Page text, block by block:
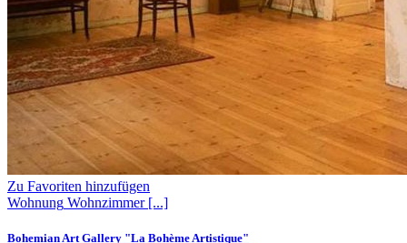
Zu Favoriten hinzufügen
Wohnung Wohnzimmer [...]
Bohemian Art Gallery "La Bohème Artistique"